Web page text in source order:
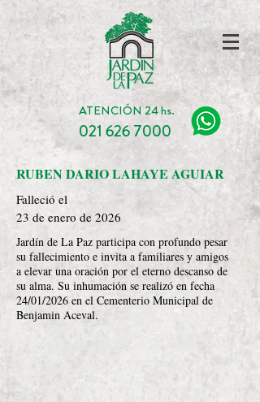
ATENCIÓN 24 hs.
021 626 7000
RUBEN DARIO LAHAYE AGUIAR
Falleció el
23 de enero de 2026
Jardín de La Paz participa con profundo pesar
su fallecimiento e invita a familiares y amigos
a elevar una oración por el eterno descanso de
su alma. Su inhumación se realizó en fecha
24/01/2026 en el Cementerio Municipal de
Benjamin Aceval.